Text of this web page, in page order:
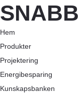
Hem
Produkter
Projektering
Energibesparing
Kunskapsbanken